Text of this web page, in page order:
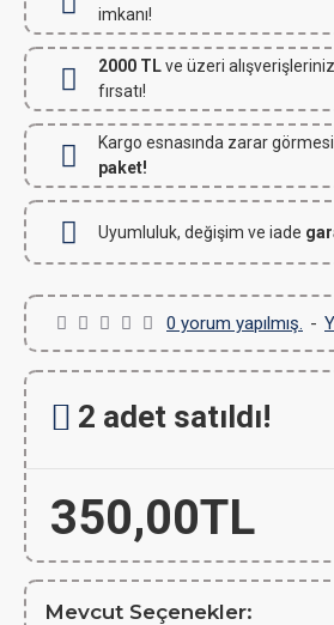
imkanı!
2000 TLve üzeri
fırsatı!
Kargo esnasında zarar
paket!
Uyumluluk, değişim ve iade
0 yorum yapılmış. -
350,00TL
2 adet satıldı!
Mevcut Seçenekler: